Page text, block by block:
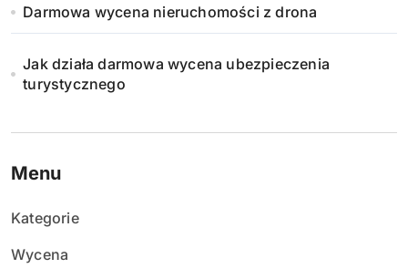
Darmowa wycena nieruchomości z drona
Jak działa darmowa wycena ubezpieczenia
turystycznego
Menu
Kategorie
Wycena